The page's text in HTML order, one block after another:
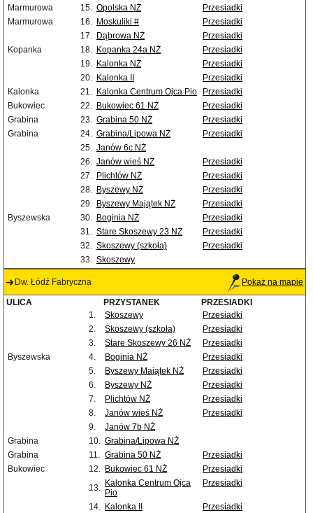
Marmurowa
15. Opolska NŻ
Przesiadki
Marmurowa
16. Moskuliki #
Przesiadki
17. Dąbrowa NŻ
Przesiadki
Kopanka
18. Kopanka 24a NŻ
Przesiadki
19. Kalonka NŻ
Przesiadki
20. Kalonka II
Przesiadki
Kalonka
21. Kalonka Centrum Ojca Pio
Przesiadki
Bukowiec
22. Bukowiec 61 NŻ
Przesiadki
Grabina
23. Grabina 50 NŻ
Przesiadki
Grabina
24. Grabina/Lipowa NŻ
Przesiadki
25. Janów 6c NŻ
26. Janów wieś NŻ
Przesiadki
27. Plichtów NŻ
Przesiadki
28. Byszewy NŻ
Przesiadki
29. Byszewy Majątek NŻ
Przesiadki
Byszewska
30. Boginia NŻ
Przesiadki
31. Stare Skoszewy 23 NŻ
Przesiadki
32. Skoszewy (szkoła)
Przesiadki
33. Skoszewy
Dw. Łódź Fabryczna Pokaż na mapie
ULICA PRZYSTANEK
PRZESIADKI
1.
Skoszewy
Przesiadki
2.
Skoszewy (szkoła)
Przesiadki
3.
Stare Skoszewy 26 NŻ
Przesiadki
Byszewska
4. Boginia NŻ
Przesiadki
5.
Byszewy Majątek NŻ
Przesiadki
6.
Byszewy NŻ
Przesiadki
7.
Plichtów NŻ
Przesiadki
8.
Janów wieś NŻ
Przesiadki
9.
Janów 7b NŻ
Grabina
10. Grabina/Lipowa NŻ
Grabina
11. Grabina 50 NŻ
Przesiadki
Bukowiec
12. Bukowiec 61 NŻ
Przesiadki
13. Kalonka Centrum Ojca
Pio
Przesiadki
14. Kalonka II
Przesiadki